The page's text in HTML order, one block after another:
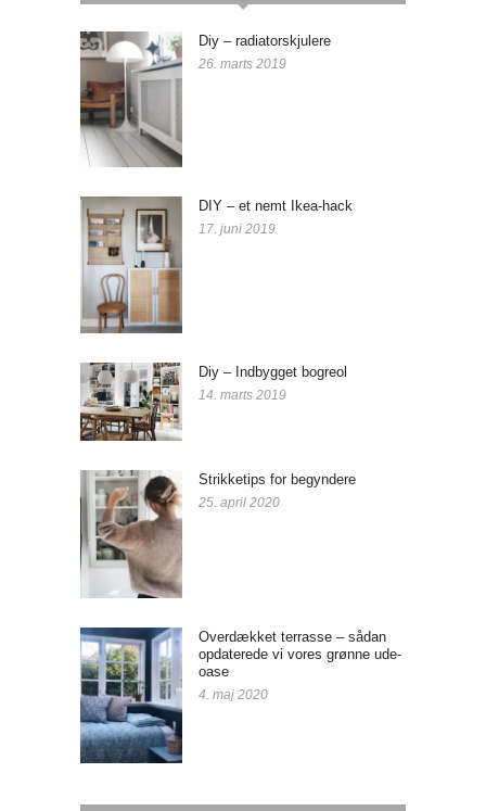
Diy – radiatorskjulere
26. marts 2019
DIY – et nemt Ikea-hack
17. juni 2019
Diy – Indbygget bogreol
14. marts 2019
Strikketips for begyndere
25. april 2020
Overdækket terrasse – sådan
opdaterede vi vores grønne ude-
oase
4. maj 2020